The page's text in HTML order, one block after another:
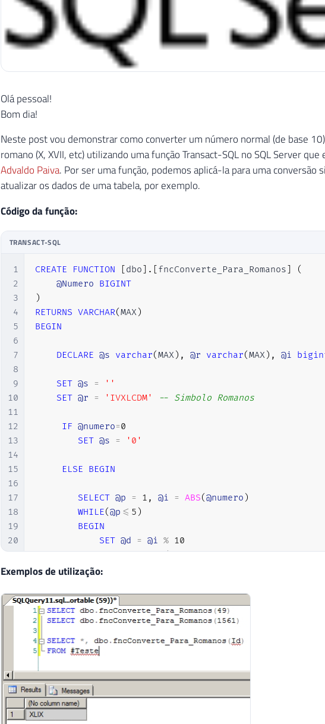
Olá pessoal!
Bom dia!
Neste post vou demonstrar como converter um número normal (de base
romano (X, XVII, etc) utilizando uma função Transact-SQL no SQL Server
Advaldo Paiva. Por ser uma função, podemos aplicá-la para uma conversão
atualizar os dados de uma tabela, por exemplo.
Código da função:
TRANSACT-SQL
1
2
3
4
5
6
7
8
9
10
11
12
13
14
15
16
17
18
19
20
21
22
24
29
30
31
32
CREATE FUNCTION [dbo] . [fncConverte_Para_Romanos]
(
@Numero BIGINT
)
RETURNS VARCHAR(MAX)
BEGIN
DECLARE @s varchar(MAX) , @r varchar(MAX) , @i
SET @s =
''
SET @r = 'IVXLCDM' -- Simbolo Romanos
IF @numero=0
SET @s = '0'
ELSE BEGIN
SELECT @p = 1 , @i = ABS(@numero )
WHILE(@p <= 5 )
BEGIN
SET @d = @i % 10
SET @i = @i / 10
SELECT
WHEN @d IN (
WHEN @d
END
SET
END
SET
Exemplos de utilização: